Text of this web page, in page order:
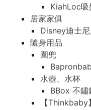
KiahLoc
居家家俱
Disney迪士
隨身用品
圍兜
水壺、水杯
BBox 不鏽
【